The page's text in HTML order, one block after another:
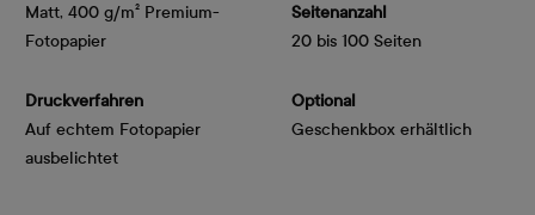
Matt, 400 g/m² Premium-
Fotopapier
Druckverfahren
Auf echtem Fotopapier
ausbelichtet
Seitenanzahl
20 bis 100 Seiten
Optional
Geschenkbox erhältlich